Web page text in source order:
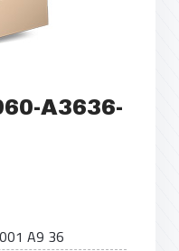
A3636-
A9 36